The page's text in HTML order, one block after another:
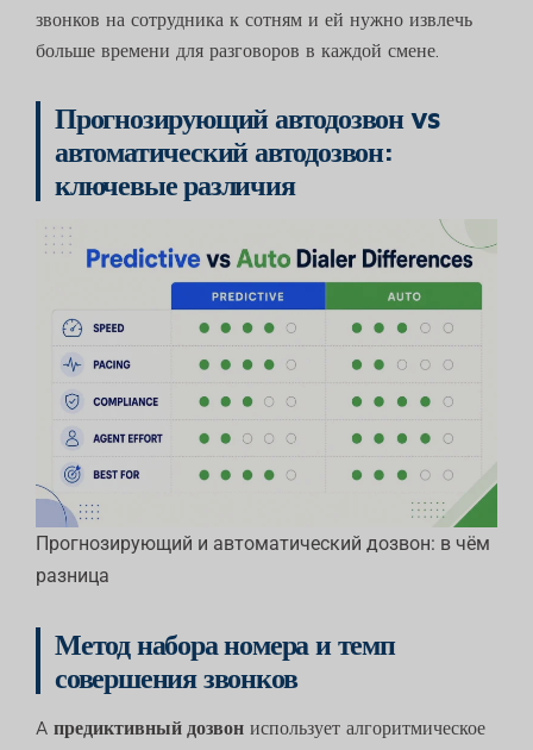
звонков на сотрудника к сотням и ей нужно извлечь
больше времени для разговоров в каждой смене.
Прогнозирующий автодозвон vs
автоматический автодозвон:
ключевые различия
Прогнозирующий и автоматический дозвон: в чём
разница
Метод набора номера и темп
совершения звонков
A предиктивный дозвон использует алгоритмическое